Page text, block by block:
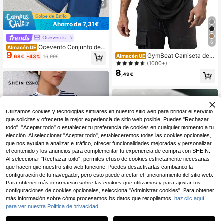
6
Ahorro de 7,31€
Ocevento
Almacén UE Ocevento Conjunto de t
op de manga corta con cuello redon
do y pantalones cortos casuales pa
s cómodos para esposo o novio, co
njunto de regalo de moda simple pa
ra vacaciones, fútbol
9 ,68€ -43% 16,99€
6
Almacén UE GymBeat Camiseta dep
ortiva casual de verano con estamp
ado de letras para hombre, vacacio
nes
(1000+)
8 ,49€
0
Utilizamos cookies y tecnologías similares en nuestro sitio web para brindar el servicio
que solicitas y ofrecerte la mejor experiencia de sitio web posible. Puedes "Rechazar
todo", "Aceptar todo" o establecer tu preferencia de cookies en cualquier momento a tu
elección. Al seleccionar "Aceptar todo", estableceremos todas las cookies opcionales,
que nos ayudan a analizar el tráfico, ofrecer funcionalidades mejoradas y personalizar
el contenido y los anuncios para complementar tu experiencia de compra con SHEIN.
Al seleccionar "Rechazar todo", permites el uso de cookies estrictamente necesarias
que hacen que nuestro sitio web funcione. Puedes desactivarlas cambiando la
configuración de tu navegador, pero esto puede afectar el funcionamiento del sitio web.
Para obtener más información sobre las cookies que utilizamos y para ajustar tus
configuraciones de cookies opcionales, selecciona "Administrar cookies". Para obtener
más información sobre cómo procesamos los datos que recopilamos, haz clic aquí
para ver nuestra Política de privacidad.